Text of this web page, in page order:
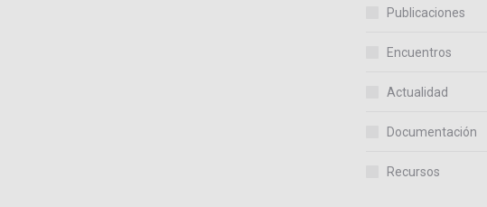
Publicaciones
Encuentros
Actualidad
Documentación
Recursos